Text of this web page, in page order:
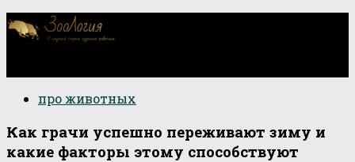
про животных
Как грачи успешно переживают зиму и
какие факторы этому способствуют